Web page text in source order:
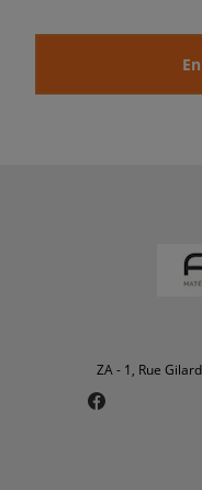
ZA - 1, Rue